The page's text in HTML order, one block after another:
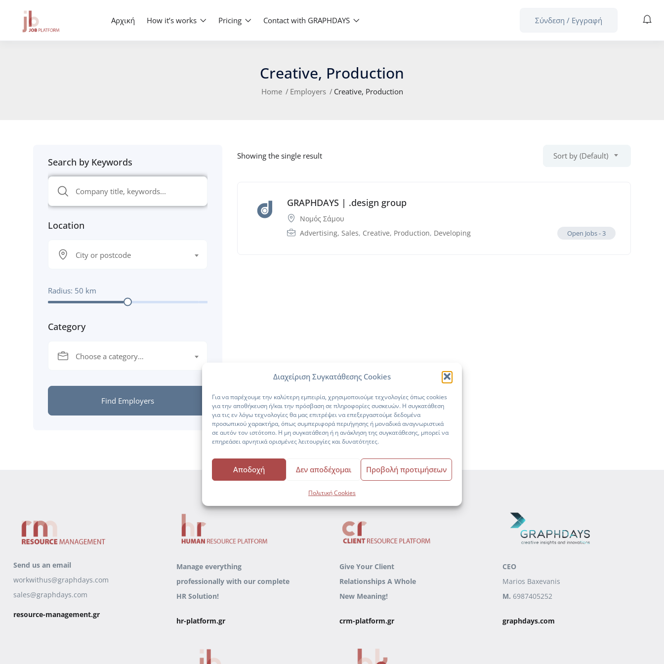
Διαχείριση Συγκατάθεσης Cookies
Για να παρέχουμε την καλύτερη εμπειρία, χρησιμοποιούμε τεχνολογίες όπως cookies
για την αποθήκευση ή/και την πρόσβαση σε πληροφορίες συσκευών. Η συγκατάθεση
για τις εν λόγω τεχνολογίες θα μας επιτρέψει να επεξεργαστούμε δεδομένα
προσωπικού χαρακτήρα, όπως συμπεριφορά περιήγησης ή μοναδικά αναγνωριστικά
σε αυτόν τον ιστότοπο. Η μη συγκατάθεση ή η ανάκληση της συγκατάθεσης, μπορεί να
επηρεάσει αρνητικά ορισμένες λειτουργίες και δυνατότητες.
Αποδοχή Δεν αποδέχομαι Προβολή προτιμήσεων
Πολιτική Cookies
Αρχική How it’s works Pricing Contact with GRAPHDAYS Σύνδεση / Εγγραφή
Creative, Production
Home Employers Creative, Production
Search by Keywords
Location
City or postcode
Radius: 50 km
Category
Choose a category…
Find Employers
Showing the single result Sort by (Default)
GRAPHDAYS | .design group
Νομός Σάμου
Advertising, Sales, Creative, Production, Developing Open Jobs -3
Send us an email
workwithus@graphdays.com
sales@graphdays.com
resource-management.gr
Manage everything
professionally with our complete
HR Solution!
hr-platform.gr
Give Your Client
Relationships A Whole
New Meaning!
crm-platform.gr
CEO
Marios Baxevanis
M. 6987405252
graphdays.com